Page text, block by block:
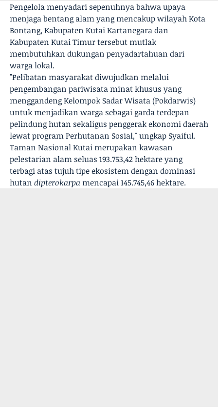
Pengelola menyadari sepenuhnya bahwa upaya
menjaga bentang alam yang mencakup wilayah Kota
Bontang, Kabupaten Kutai Kartanegara dan
Kabupaten Kutai Timur tersebut mutlak
membutuhkan dukungan penyadartahuan dari
warga lokal.
"Pelibatan masyarakat diwujudkan melalui
pengembangan pariwisata minat khusus yang
menggandeng Kelompok Sadar Wisata (Pokdarwis)
untuk menjadikan warga sebagai garda terdepan
pelindung hutan sekaligus penggerak ekonomi daerah
lewat program Perhutanan Sosial," ungkap Syaiful.
Taman Nasional Kutai merupakan kawasan
pelestarian alam seluas 193.753,42 hektare yang
terbagi atas tujuh tipe ekosistem dengan dominasi
hutan dipterokarpa mencapai 145.745,46 hektare.